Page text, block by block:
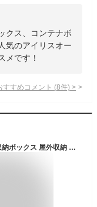
クス、コンテナボ
気のアイリスオー
メです！
すすめコメント (8件) >
コンテナボックス フタ付き 60L 耐荷重80kg 収納ボックス 屋外収納 RVBOX 800ベランダ収納 防水 屋外収納ボックス 屋外 収納ボックス 収納 車載 収納ケース 収納BOX トランク収納 カートランク 蓋付き アウトドア アイリスオーヤマ[SO]